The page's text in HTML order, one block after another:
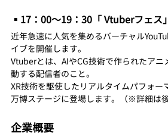
▪️17：00〜19：30「 Vtuberフェス」
近年急速に人気を集めるバーチャル
イブを開催します。
Vtuberとは、AIやCG技術で作られたア
動する配信者のこと。
XR技術を駆使したリアルタイムパフォ
万博ステージに登場します。（※詳細は
企業概要